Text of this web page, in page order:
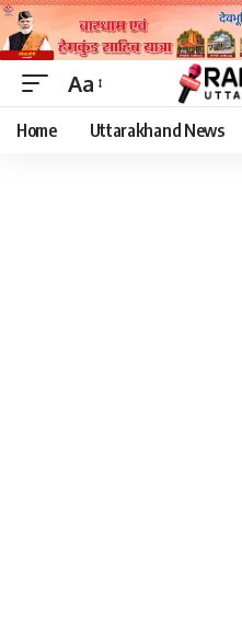
Font
Resizer
Aa
Home Uttarakhand News